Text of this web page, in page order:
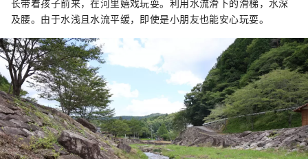
长带着孩子前来，在河里嬉戏玩耍。利用水流滑下的滑梯，水深
及腰。由于水浅且水流平缓，即使是小朋友也能安心玩耍。